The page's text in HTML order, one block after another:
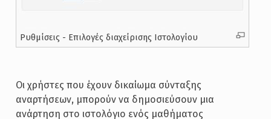
Ρυθμίσεις - Επιλογές διαχείρισης Ιστολογίου
Οι χρήστες που έχουν δικαίωμα σύνταξης
αναρτήσεων, μπορούν να δημοσιεύσουν μια
ανάρτηση στο ιστολόγιο ενός μαθήματος